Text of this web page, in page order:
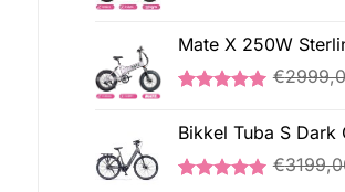
gebaseerd
op
klantbeoordelingen
Mate X 250W
5.00
op 5
gebaseerd
op
klantbeoordelingen
€
Bikkel Tuba S Dark
€